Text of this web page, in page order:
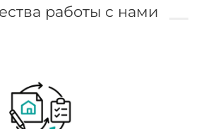
работы с нами